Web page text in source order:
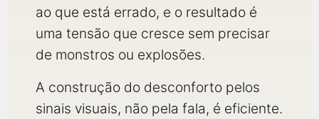
ao que está errado, e o resultado é
uma tensão que cresce sem precisar
de monstros ou explosões.
A construção do desconforto pelos
sinais visuais, não pela fala, é eficiente.